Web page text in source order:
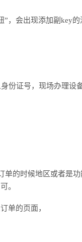
会出现添加副key的
证号，现场办理设备
时候地区或者是功
。
单的页面，